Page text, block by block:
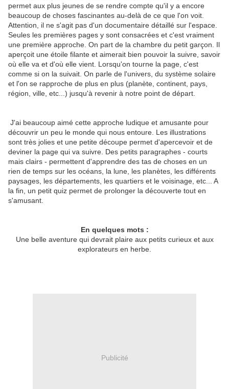
permet aux plus jeunes de se rendre compte qu'il y a encore
beaucoup de choses fascinantes au-delà de ce que l'on voit.
Attention, il ne s'agit pas d'un documentaire détaillé sur l'espace.
Seules les premières pages y sont consacrées et c'est vraiment
une première approche. On part de la chambre du petit garçon. Il
aperçoit une étoile filante et aimerait bien pouvoir la suivre, savoir
où elle va et d'où elle vient. Lorsqu'on tourne la page, c'est
comme si on la suivait. On parle de l'univers, du système solaire
et l'on se rapproche de plus en plus (planète, continent, pays,
région, ville, etc...) jusqu'à revenir à notre point de départ.
J'ai beaucoup aimé cette approche ludique et amusante pour
découvrir un peu le monde qui nous entoure. Les illustrations
sont très jolies et une petite découpe permet d'apercevoir et de
deviner la page qui va suivre. Des petits paragraphes - courts
mais clairs - permettent d'apprendre des tas de choses en un
rien de temps sur les océans, la lune, les planètes, les différents
paysages, les départements, les quartiers et le voisinage, etc... A
la fin, un petit quiz permet de prolonger la découverte tout en
s'amusant.
En quelques mots :
Une belle aventure qui devrait plaire aux petits curieux et aux
explorateurs en herbe.
Publicité